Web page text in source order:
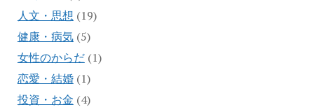
人文・思想 (19)
健康・病気(5)
女性のからだ(1)
恋愛・結婚(1)
投資・お金 (4)